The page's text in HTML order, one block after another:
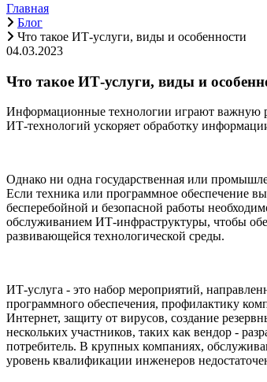
Главная
Блог
Что такое ИТ-услуги, виды и особенности
04.03.2023
Что такое ИТ-услуги, виды и
Информационные технологии играют важную
ИТ-технологий ускоряет обработку
Однако ни одна государственная или
Если техника или программное обеспечение
бесперебойной и безопасной работы
обслуживанием ИТ-инфраструктуры, чтобы
развивающейся технологической среды.
ИТ-услуга - это набор мероприятий,
программного обеспечения, профилактику
Интернет, защиту от вирусов, создание
нескольких участников, таких как вендор -
потребитель. В крупных компаниях,
уровень квалификации инженеров